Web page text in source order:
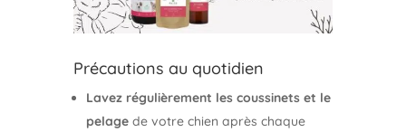
Précautions au quotidien
Lavez régulièrement les coussinets et le
pelagede votre chien après chaque